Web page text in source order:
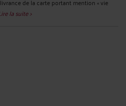
de la carte portant mention « vie
la suite >